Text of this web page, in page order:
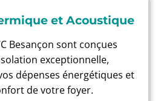
et Acoustique
Besançon sont conçues
exceptionnelle,
dépenses énergétiques et
de votre foyer.